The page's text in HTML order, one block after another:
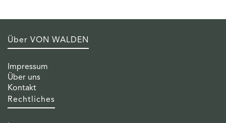
Über VON WALDEN
Impressum
Über uns
Kontakt
Rechtliches